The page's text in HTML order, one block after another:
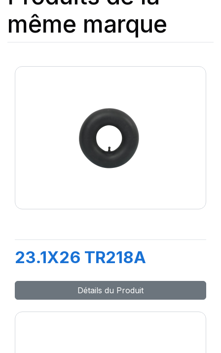
même marque
23.1X26 TR218A
Détails du Produit